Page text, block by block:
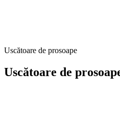
Uscătoare de prosoape
Uscătoare de